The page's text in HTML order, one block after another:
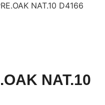
NAT.10 D4166
NAT.10